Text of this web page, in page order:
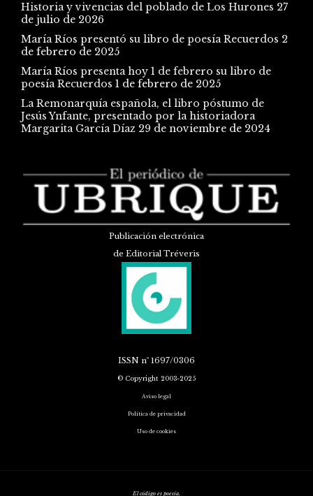
Historia y vivencias del poblado de Los Hurones 27
de julio de 2026
María Ríos presentó su libro de poesía Recuerdos 2
de febrero de 2025
María Ríos presenta hoy 1 de febrero su libro de
poesía Recuerdos 1 de febrero de 2025
La Remonarquía española, el libro póstumo de
Jesús Ynfante, presentado por la historiadora
Margarita García Díaz 29 de noviembre de 2024
Publicación electrónica
de Editorial Tréveris
ISSN nº 1697/0306
© Copyright 2003-2025
Aviso legal
Política de privacidad
Uso de cookies
El código es poesía.